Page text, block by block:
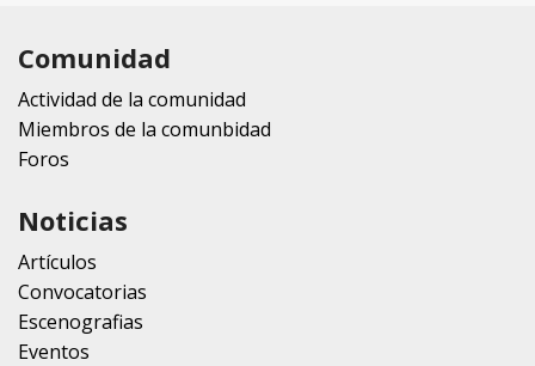
Comunidad
Actividad de la comunidad
Miembros de la comunbidad
Foros
Noticias
Artículos
Convocatorias
Escenografias
Eventos